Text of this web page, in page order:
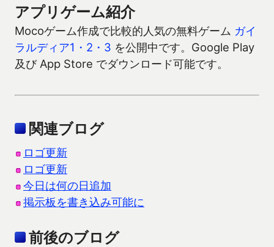
アプリゲーム紹介
Mocoゲーム作成で比較的人気の無料ゲーム ガイ
ラルディア1・2・3 を公開中です。Google Play
及び App Store でダウンロード可能です。
関連ブログ
ロゴ更新
ロゴ更新
今日は何の日追加
掲示板を書き込み可能に
前後のブログ